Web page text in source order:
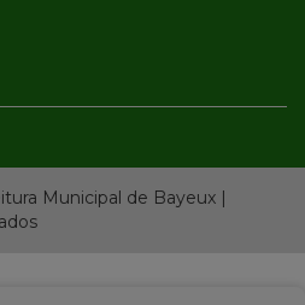
Municipal de Bayeux |